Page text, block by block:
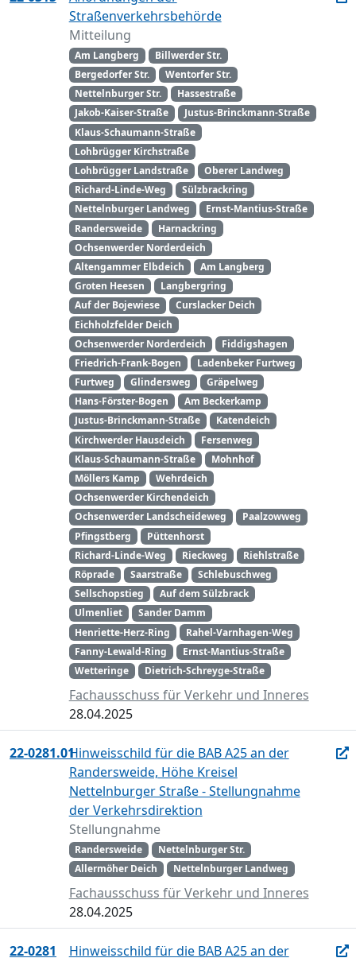
Straßenverkehrsbehörde
Mitteilung
Am Langberg
Billwerder Str.
Bergedorfer Str.
Wentorfer Str.
Nettelnburger Str.
Hassestraße
Jakob-Kaiser-Straße
Justus-Brinckmann-Straße
Klaus-Schaumann-Straße
Lohbrügger Kirchstraße
Lohbrügger Landstraße
Oberer Landweg
Richard-Linde-Weg
Sülzbrackring
Nettelnburger Landweg
Ernst-Mantius-Straße
Randersweide
Harnackring
Ochsenwerder Norderdeich
Altengammer Elbdeich
Am Langberg
Groten Heesen
Langbergring
Auf der Bojewiese
Curslacker Deich
Eichholzfelder Deich
Ochsenwerder Norderdeich
Fiddigshagen
Friedrich-Frank-Bogen
Ladenbeker Furtweg
Furtweg
Glindersweg
Gräpelweg
Hans-Förster-Bogen
Am Beckerkamp
Justus-Brinckmann-Straße
Katendeich
Kirchwerder Hausdeich
Fersenweg
Klaus-Schaumann-Straße
Mohnhof
Möllers Kamp
Wehrdeich
Ochsenwerder Kirchendeich
Ochsenwerder Landscheideweg
Paalzowweg
Pfingstberg
Püttenhorst
Richard-Linde-Weg
Rieckweg
Riehlstraße
Röprade
Saarstraße
Schlebuschweg
Sellschopstieg
Auf dem Sülzbrack
Ulmenliet
Sander Damm
Henriette-Herz-Ring
Rahel-Varnhagen-Weg
Fanny-Lewald-Ring
Ernst-Mantius-Straße
Wetteringe
Dietrich-Schreyge-Straße
Fachausschuss für Verkehr und Inneres
28.04.2025
22-0281.01Hinweisschild für die BAB A25 an der
Randersweide, Höhe Kreisel
Nettelnburger Straße - Stellungnahme
der Verkehrsdirektion
Stellungnahme
Randersweide
Nettelnburger Str.
Allermöher Deich
Nettelnburger Landweg
Fachausschuss für Verkehr und Inneres
28.04.2025
22-0281 Hinweisschild für die BAB A25 an der